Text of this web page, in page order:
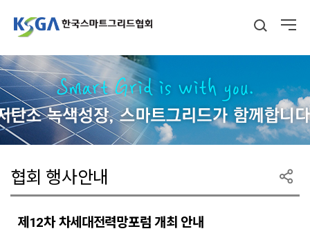
협회 행사안내
제12차 차세대전력망포럼 개최 안내